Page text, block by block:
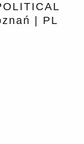
| PL